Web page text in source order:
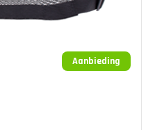
Aanbieding